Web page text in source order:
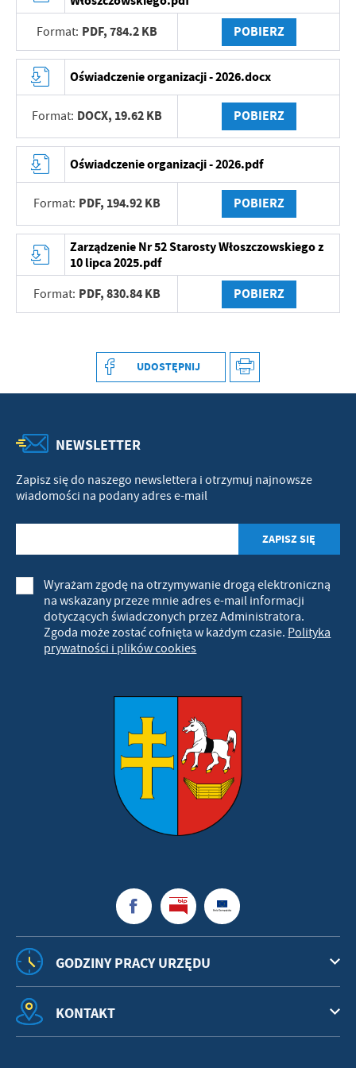
Format: PDF,784.2 KB POBIERZ
Oświadczenie organizacji - 2026.docx
Format: DOCX, 19.62 KB POBIERZ
Oświadczenie organizacji - 2026.pdf
Format: PDF, 194.92 KB POBIERZ
Zarządzenie Nr 52 Starosty Włoszczowskiego z
10 lipca 2025.pdf
Format: PDF,830.84 KB POBIERZ
UDOSTĘPNIJ
NEWSLETTER
Zapisz się do naszego newslettera i otrzymuj najnowsze
wiadomości na podany adres e-mail
Wyrażam zgodę na otrzymywanie drogą elektroniczną
na wskazany przeze mnie adres e-mail informacji
dotyczących świadczonych przez Administratora.
Zgoda może zostać cofnięta w każdym czasie. Polityka
prywatności i plików cookies
GODZINY PRACY URZĘDU
KONTAKT
treści w postaci wiadomości, ofert, komunikatów mediów
społecznościowych.